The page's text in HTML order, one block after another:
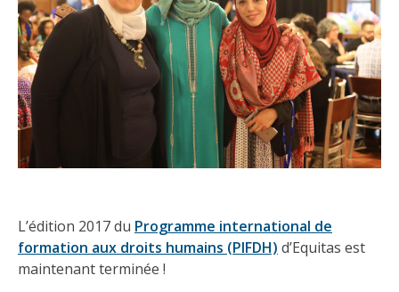
L’édition 2017 du Programme international de
formation aux droits humains (PIFDH) d’Equitas est
maintenant terminée !